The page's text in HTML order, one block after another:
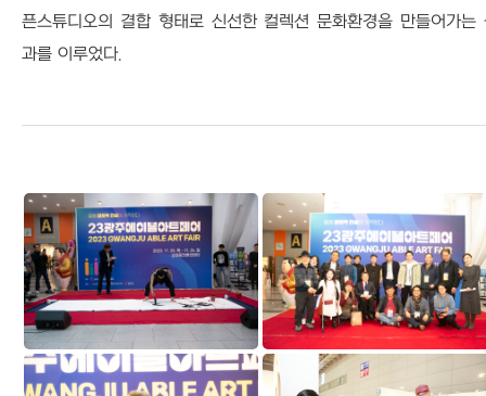
픈스튜디오의 결합 형태로 신선한 컬렉션 문화환경을 만들어가는
과를 이루었다.